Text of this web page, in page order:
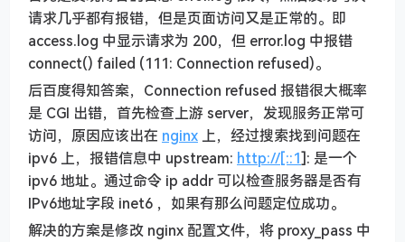
请求几乎都有报错，但是页面访问又是正常的。即
access.log 中显示请求为 200，但 error.log 中报错
connect() failed (111: Connection refused)。
后百度得知答案，Connection refused 报错很大概率
是 CGI 出错，首先检查上游 server，发现服务正常可
访问，原因应该出在 nginx 上，经过搜索找到问题在
ipv6 上，报错信息中 upstream: http://[::1]: 是一个
ipv6 地址。通过命令 ip addr 可以检查服务器是否有
IPv6地址字段 inet6 ，如果有那么问题定位成功。
解决的方案是修改 nginx 配置文件，将 proxy_pass 中